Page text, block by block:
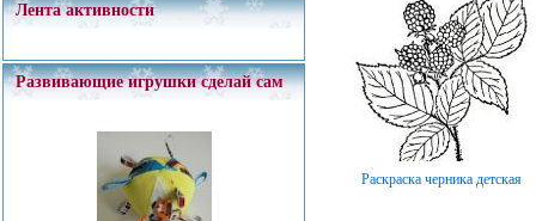
Лента активности
Развивающие игрушки сделай сам
Раскраска черника детская